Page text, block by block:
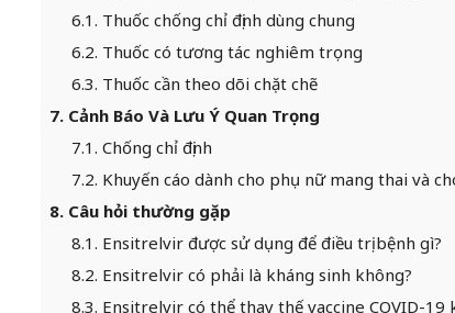
6.1. Thuốc chống chỉ định dùng chung
6.2. Thuốc có tương tác nghiêm trọng
6.3. Thuốc cần theo dõi chặt chẽ
7. Cảnh Báo Và Lưu Ý Quan Trọng
7.1. Chống chỉ định
7.2. Khuyến cáo dành cho phụ nữ mang thai và
8. Câu hỏi thường gặp
8.1. Ensitrelvir được sử dụng để điều trị bệnh gì?
8.2. Ensitrelvir có phải là kháng sinh không?
8.3. Ensitrelvir có thể thay thế vaccine COVID-19